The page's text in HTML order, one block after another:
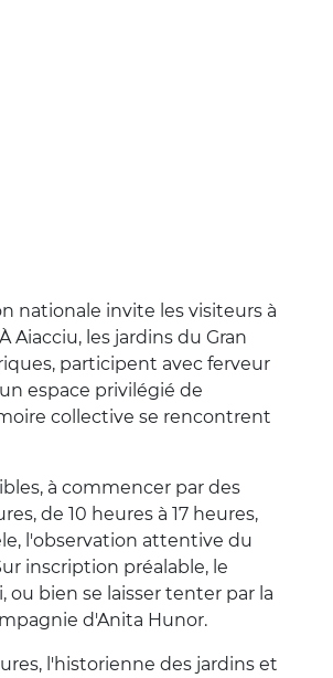
nationale invite les visiteurs à
les jardins du Gran
participent avec ferveur
espace privilégié de
collective se rencontrent
à commencer par des
de 10 heures à 17 heures,
l'observation attentive du
inscription préalable, le
ou bien se laisser tenter par la
d'Anita Hunor.
l'historienne des jardins et